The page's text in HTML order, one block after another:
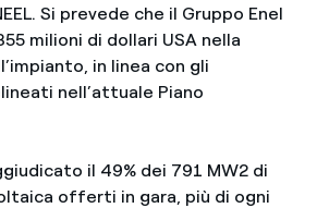
Si prevede che il Gruppo Enel
milioni di dollari USA nella
in linea con gli
nell’attuale Piano
il 49% dei 791 MW2 di
offerti in gara, più di ogni